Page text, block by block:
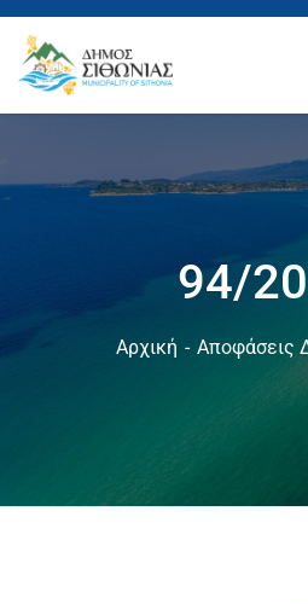
94/
Αρχική Αποφάσεις